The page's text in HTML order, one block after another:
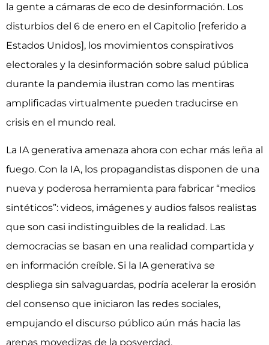
la gente a cámaras de eco de desinformación. Los
disturbios del 6 de enero en el Capitolio [referido a
Estados Unidos], los movimientos conspirativos
electorales y la desinformación sobre salud pública
durante la pandemia ilustran como las mentiras
amplificadas virtualmente pueden traducirse en
crisis en el mundo real.
La IA generativa amenaza ahora con echar más leña al
fuego. Con la IA, los propagandistas disponen de una
nueva y poderosa herramienta para fabricar “medios
sintéticos”: videos, imágenes y audios falsos realistas
que son casi indistinguibles de la realidad. Las
democracias se basan en una realidad compartida y
en información creíble. Si la IA generativa se
despliega sin salvaguardas, podría acelerar la erosión
del consenso que iniciaron las redes sociales,
empujando el discurso público aún más hacia las
arenas movedizas de la posverdad.